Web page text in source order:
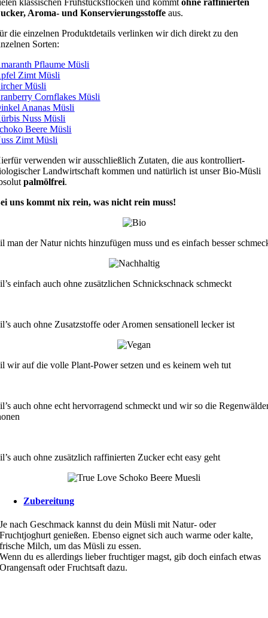
Aroma- und Konservierungsstoffe aus.
die einzelnen Produktdetails verlinken wir dich direkt zu den
Sorten:
Pflaume Müsli
Zimt Müsli
Müsli
Cornflakes Müsli
Ananas Müsli
Nuss Müsli
Beere Müsli
Zimt Müsli
verwenden wir ausschließlich Zutaten, die aus kontrolliert-
Landwirtschaft kommen und natürlich ist unser Bio-Müsli
palmölfrei.
uns kommt nix rein, was nicht rein muss!
man der Natur nichts hinzufügen muss und es einfach besser
einfach auch ohne zusätzlichen Schnickschnack schmeckt
auch ohne Zusatzstoffe oder Aromen sensationell lecker ist
wir auf die volle Plant-Power setzen und es keinem weh tut
auch ohne echt hervorragend schmeckt und wir so die
auch ohne zusätzlich raffinierten Zucker echt easy geht
Zubereitung
Je nach Geschmack kannst du dein Müsli mit Natur- oder
Fruchtjoghurt genießen. Ebenso eignet sich auch warme oder kalte,
frische Milch, um das Müsli zu essen.
Wenn du es allerdings lieber fruchtiger magst, gib doch einfach etwas
Orangensaft oder Fruchtsaft dazu.